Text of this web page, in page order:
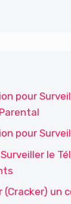
pour
pour
le
un